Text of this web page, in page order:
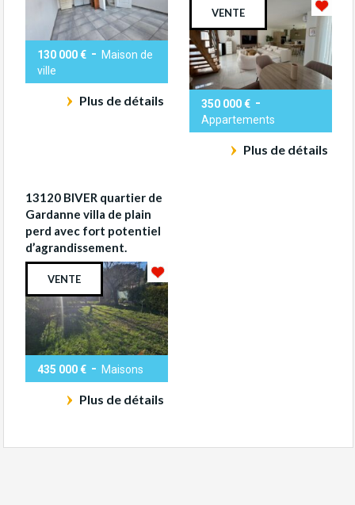
130 000 € - Maison de
ville
Plus de détails
VENTE
350 000 € -
Appartements
Plus de détails
13120 BIVER quartier de
Gardanne villa de plain
perd avec fort potentiel
d’agrandissement.
VENTE
435 000 € - Maisons
Plus de détails